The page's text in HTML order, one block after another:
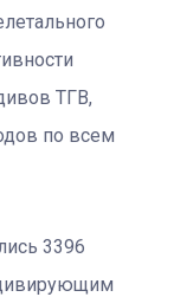
ТГВ,
по всем
3396